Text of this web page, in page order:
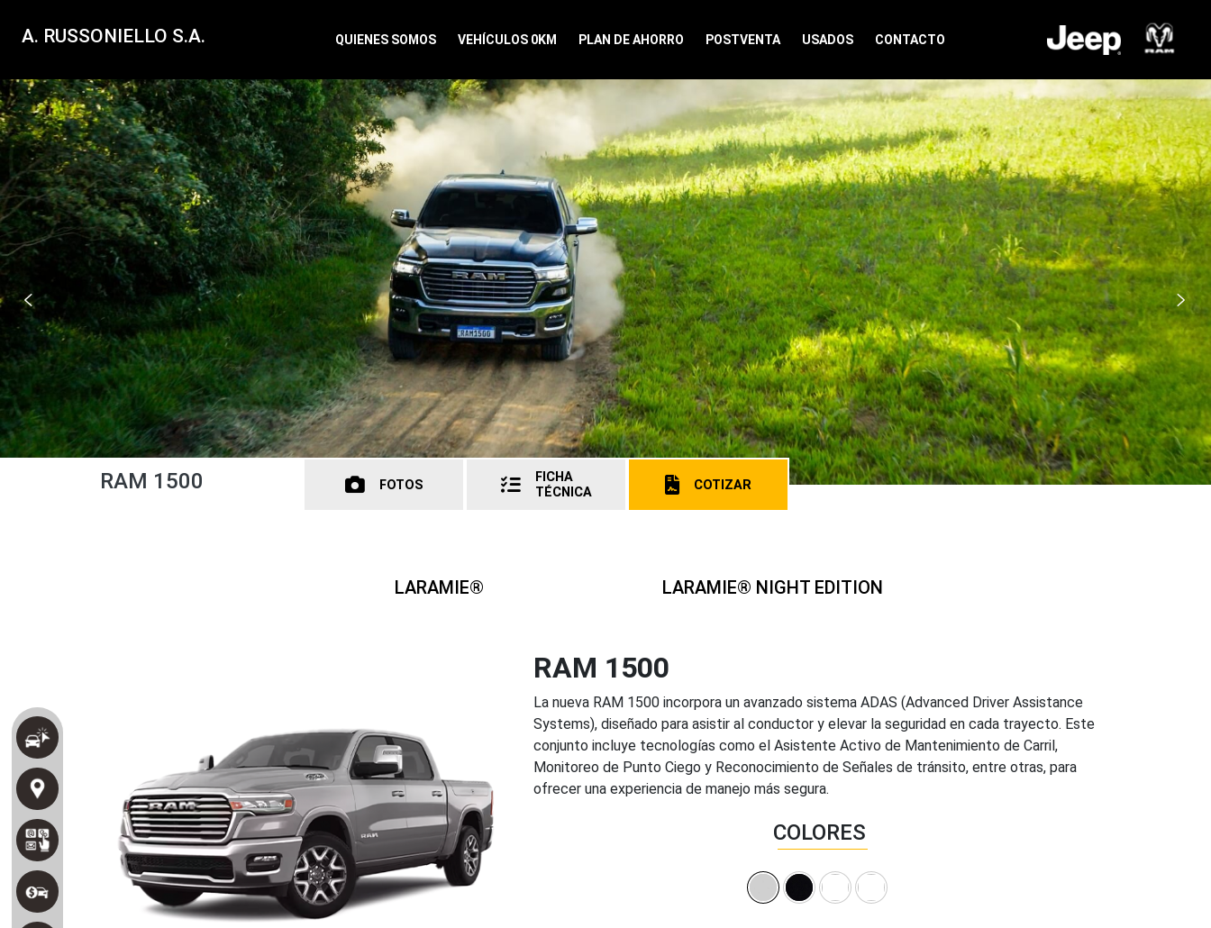
A. RUSSONIELLO S.A. QUIENES SOMOS VEHÍCULOS 0KM PLAN DE AHORRO POSTVENTA USADOS CONTACTO
RAM 1500 FOTOS
FICHA
TÉCNICA
COTIZAR
LARAMIE® LARAMIE® NIGHT EDITION
RAM 1500
La nueva RAM 1500 incorpora un avanzado sistema ADAS (Advanced Driver Assistance
Systems), diseñado para asistir al conductor y elevar la seguridad en cada trayecto. Este
conjunto incluye tecnologías como el Asistente Activo de Mantenimiento de Carril,
Monitoreo de Punto Ciego y Reconocimiento de Señales de tránsito, entre otras, para
ofrecer una experiencia de manejo más segura.
COLORES